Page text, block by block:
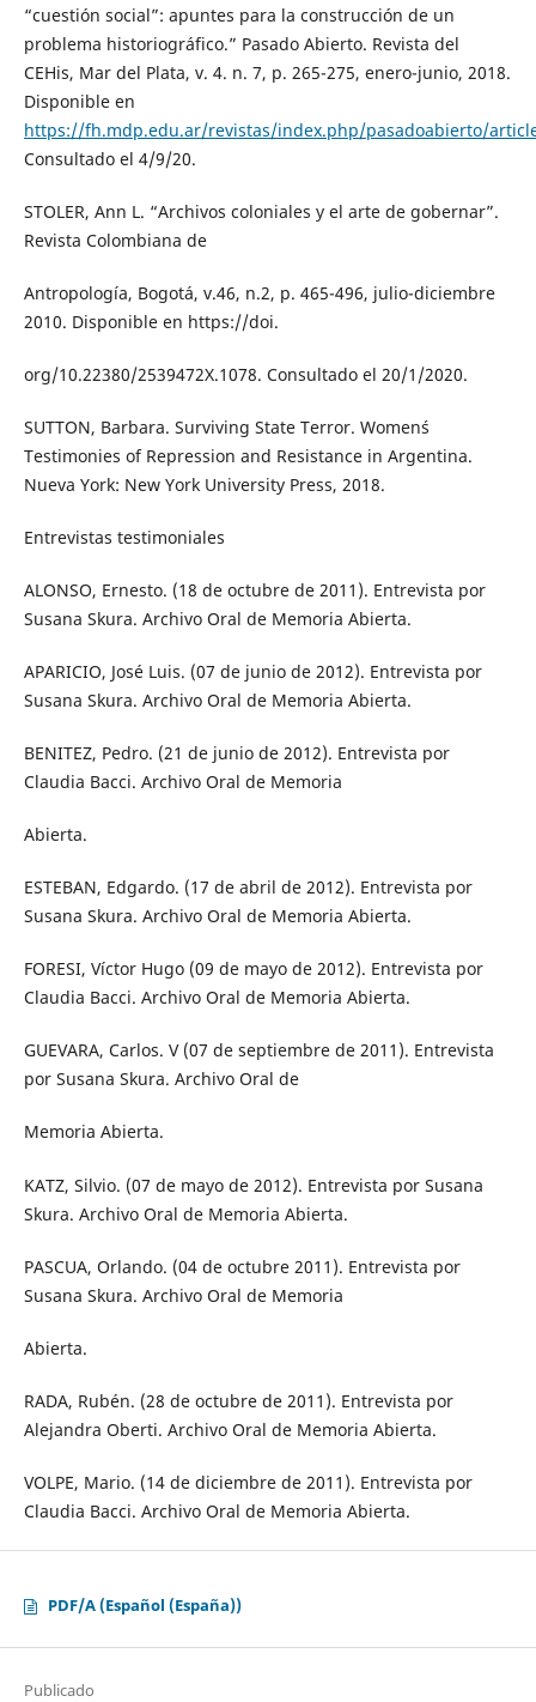
“cuestión social”: apuntes para la construcción de un
problema historiográfico.” Pasado Abierto. Revista del
CEHis, Mar del Plata, v. 4. n. 7, p. 265-275, enero-junio, 2018.
Disponible en
https://fh.mdp.edu.ar/revistas/index.php/pasadoabierto/
Consultado el 4/9/20.
STOLER, Ann L. “Archivos coloniales y el arte de gobernar”.
Revista Colombiana de
Antropología, Bogotá, v.46, n.2, p. 465-496, julio-diciembre
2010. Disponible en https://doi.
org/10.22380/2539472X.1078. Consultado el 20/1/2020.
SUTTON, Barbara. Surviving State Terror. Women´s
Testimonies of Repression and Resistance in Argentina.
Nueva York: New York University Press, 2018.
Entrevistas testimoniales
ALONSO, Ernesto. (18 de octubre de 2011). Entrevista por
Susana Skura. Archivo Oral de Memoria Abierta.
APARICIO, José Luis. (07 de junio de 2012). Entrevista por
Susana Skura. Archivo Oral de Memoria Abierta.
BENITEZ, Pedro. (21 de junio de 2012). Entrevista por
Claudia Bacci. Archivo Oral de Memoria
Abierta.
ESTEBAN, Edgardo. (17 de abril de 2012). Entrevista por
Susana Skura. Archivo Oral de Memoria Abierta.
FORESI, Víctor Hugo (09 de mayo de 2012). Entrevista por
Claudia Bacci. Archivo Oral de Memoria Abierta.
GUEVARA, Carlos. V (07 de septiembre de 2011). Entrevista
por Susana Skura. Archivo Oral de
Memoria Abierta.
KATZ, Silvio. (07 de mayo de 2012). Entrevista por Susana
Skura. Archivo Oral de Memoria Abierta.
PASCUA, Orlando. (04 de octubre 2011). Entrevista por
Susana Skura. Archivo Oral de Memoria
Abierta.
RADA, Rubén. (28 de octubre de 2011). Entrevista por
Alejandra Oberti. Archivo Oral de Memoria Abierta.
VOLPE, Mario. (14 de diciembre de 2011). Entrevista por
Claudia Bacci. Archivo Oral de Memoria Abierta.
PDF/A (Español (España))
Publicado